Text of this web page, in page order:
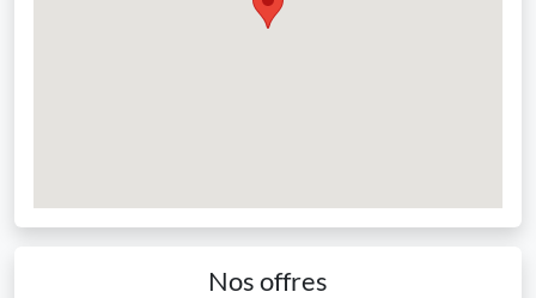
Nos offres